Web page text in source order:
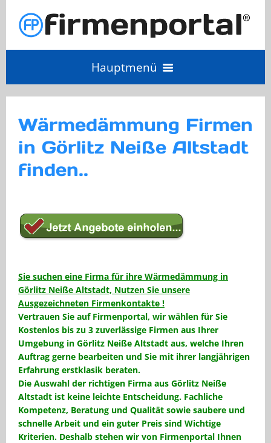
Hauptmenü
Anbieter Login
Wärmedämmung Firmen
in Görlitz Neiße Altstadt
finden..
Sie suchen eine Firma für ihre Wärmedämmung in
Görlitz Neiße Altstadt, Nutzen Sie unsere
Ausgezeichneten Firmenkontakte !
Vertrauen Sie auf Firmenportal, wir wählen für Sie
Kostenlos bis zu 3 zuverlässige Firmen aus Ihrer
Umgebung in Görlitz Neiße Altstadt aus, welche Ihren
Auftrag gerne bearbeiten und Sie mit ihrer langjährigen
Erfahrung erstklasik beraten.
Die Auswahl der richtigen Firma aus Görlitz Neiße
Altstadt ist keine leichte Entscheidung. Fachliche
Kompetenz, Beratung und Qualität sowie saubere und
schnelle Arbeit und ein guter Preis sind Wichtige
Kriterien. Deshalb stehen wir von Firmenportal Ihnen